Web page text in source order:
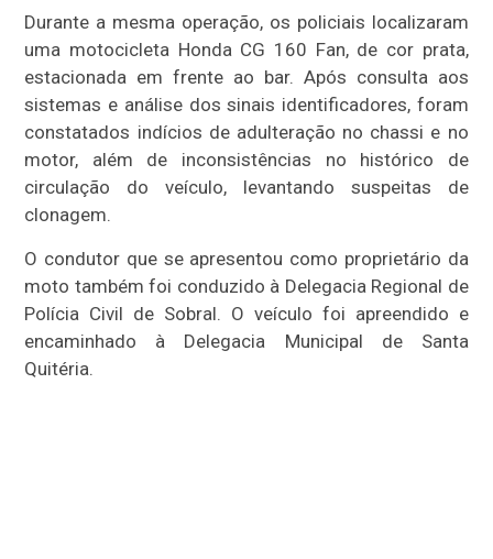
Durante a mesma operação, os policiais localizaram
uma motocicleta Honda CG 160 Fan, de cor prata,
estacionada em frente ao bar. Após consulta aos
sistemas e análise dos sinais identificadores, foram
constatados indícios de adulteração no chassi e no
motor, além de inconsistências no histórico de
circulação do veículo, levantando suspeitas de
clonagem.
O condutor que se apresentou como proprietário da
moto também foi conduzido à Delegacia Regional de
Polícia Civil de Sobral. O veículo foi apreendido e
encaminhado à Delegacia Municipal de Santa
Quitéria.